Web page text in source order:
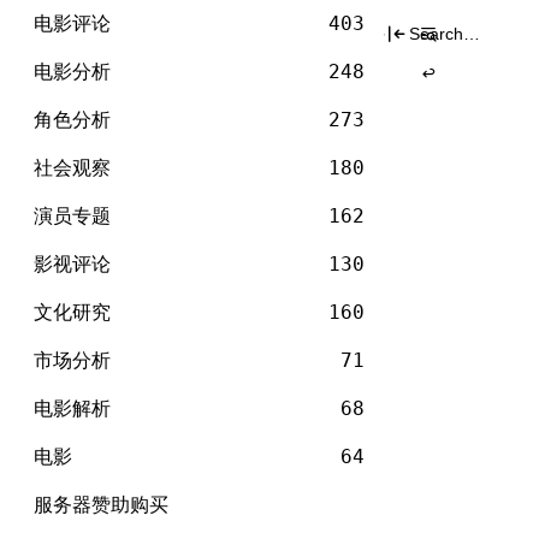
Skip
content
电影评论 403
电影分析 248
角色分析 273
社会观察 180
演员专题 162
影视评论 130
文化研究 160
市场分析 71
电影解析 68
电影 64
服务器赞助购买
Search
标签：